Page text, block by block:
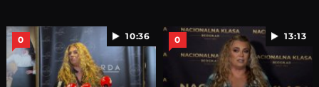
10:36
0 13:13
0